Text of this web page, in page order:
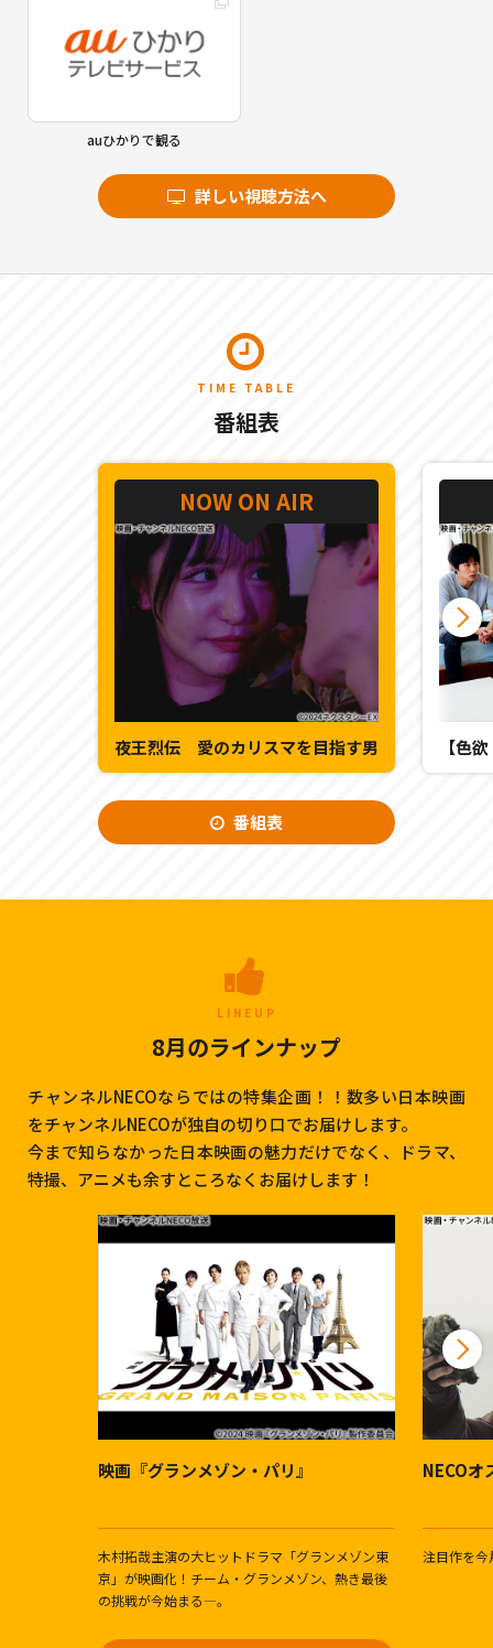
auひかりで観る
詳しい視聴方法へ
TIME TABLE
番組表
NOW ON AIR
夜王烈伝 愛のカリスマを目指す男
番組表
LINEUP
8月のラインナップ
チャンネルNECOならではの特集企画！！数多い日本映画
をチャンネルNECOが独自の切り口でお届けします。
今まで知らなかった日本映画の魅力だけでなく、ドラマ、
特撮、アニメも余すところなくお届けします！
映画『グランメゾン・パリ』
木村拓哉主演の大ヒットドラマ「グランメゾン東
京」が映画化！チーム・グランメゾン、熱き最後
の挑戦が今始まる―。
NECOオ
注目作を今